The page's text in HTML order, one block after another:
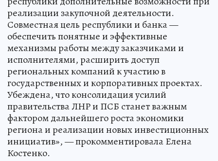
реализации закупочной деятельности.
Совместная цель республики и банка —
обеспечить понятные и эффективные
механизмы работы между заказчиками и
исполнителями, расширить доступ
региональных компаний к участию в
государственных и корпоративных проектах.
Убеждена, что консолидация усилий
правительства ЛНР и ПСБ станет важным
фактором дальнейшего роста экономики
региона и реализации новых инвестиционных
инициатив», — прокомментировала Елена
Костенко.